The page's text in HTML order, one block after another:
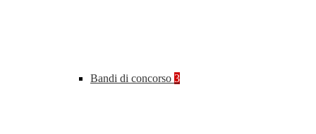
Bandi di concorso 3